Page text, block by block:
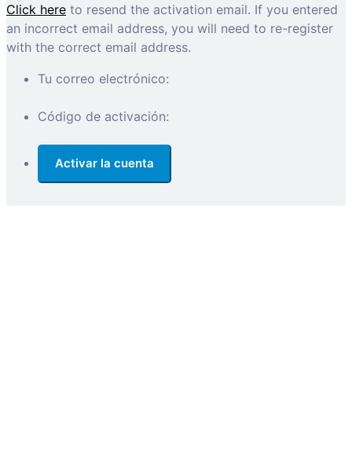
Click here to resend the activation email. If you entered
an incorrect email address, you will need to re-register
with the correct email address.
Tu correo electrónico:
Código de activación: